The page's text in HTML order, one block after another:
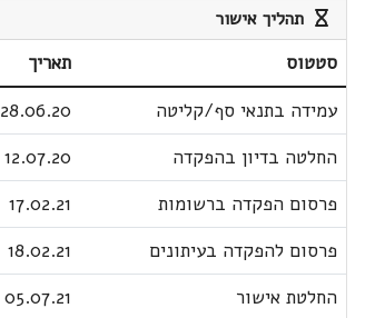
תהליך אישור
סטטוס תאריך
עמידה בתנאי סף/קליטה
28.06.20
החלטה בדיון בהפקדה
12.07.20
פרסום הפקדה ברשומות
17.02.21
פרסום להפקדה בעיתונים
18.02.21
החלטת אישור
05.07.21